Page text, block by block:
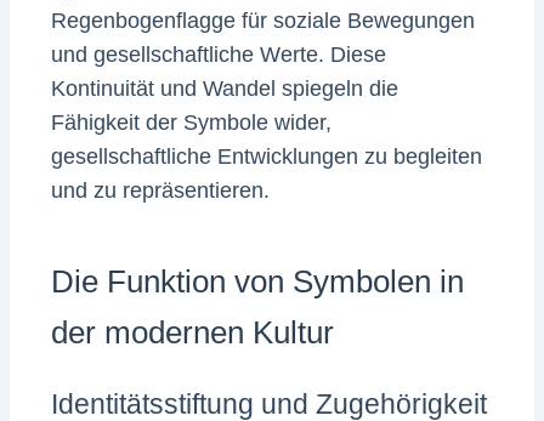
Regenbogenflagge für soziale Bewegungen
und gesellschaftliche Werte. Diese
Kontinuität und Wandel spiegeln die
Fähigkeit der Symbole wider,
gesellschaftliche Entwicklungen zu begleiten
und zu repräsentieren.
Die Funktion von Symbolen in
der modernen Kultur
Identitätsstiftung und Zugehörigkeit